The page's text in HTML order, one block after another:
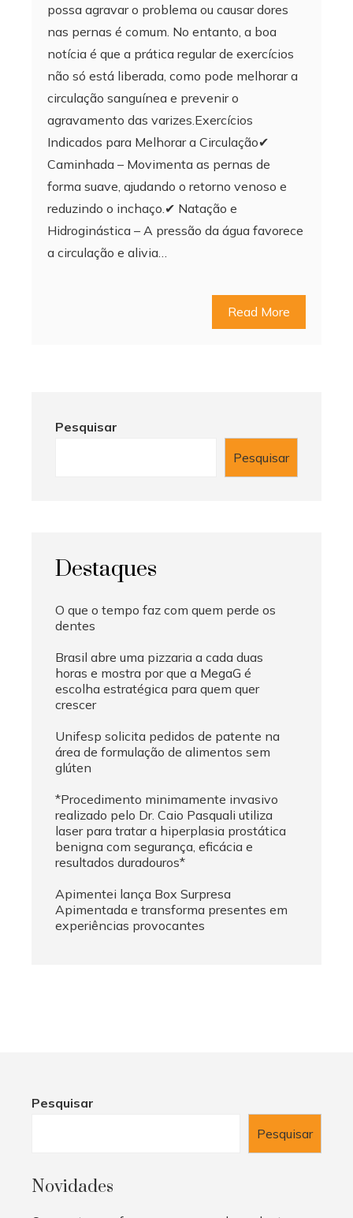
possa agravar o problema ou causar dores
nas pernas é comum. No entanto, a boa
notícia é que a prática regular de exercícios
não só está liberada, como pode melhorar a
circulação sanguínea e prevenir o
agravamento das varizes.Exercícios
Indicados para Melhorar a Circulação✔
Caminhada – Movimenta as pernas de
forma suave, ajudando o retorno venoso e
reduzindo o inchaço.✔ Natação e
Hidroginástica – A pressão da água favorece
a circulação e alivia…
Read More
Pesquisar
Pesquisar
Destaques
O que o tempo faz com quem perde os
dentes
Brasil abre uma pizzaria a cada duas
horas e mostra por que a MegaG é
escolha estratégica para quem quer
crescer
Unifesp solicita pedidos de patente na
área de formulação de alimentos sem
glúten
*Procedimento minimamente invasivo
realizado pelo Dr. Caio Pasquali utiliza
laser para tratar a hiperplasia prostática
benigna com segurança, eficácia e
resultados duradouros*
Apimentei lança Box Surpresa
Apimentada e transforma presentes em
experiências provocantes
Pesquisar
Pesquisar
Novidades